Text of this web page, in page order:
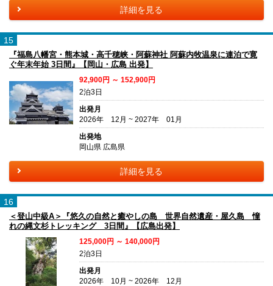
詳細を見る
15
『福島八幡宮・熊本城・高千穂峡・阿蘇神社 阿蘇内牧温泉に連泊で寛
ぐ年末年始 3日間』【岡山・広島 出発】
92,900円 ～ 152,900円
2泊3日
出発月
2026年 12月 ~ 2027年 01月
出発地
岡山県 広島県
詳細を見る
16
＜登山中級A＞『悠久の自然と癒やしの島 世界自然遺産・屋久島 憧
れの縄文杉トレッキング 3日間』【広島出発】
125,000円 ～ 140,000円
2泊3日
出発月
2026年 10月 ~ 2026年 12月